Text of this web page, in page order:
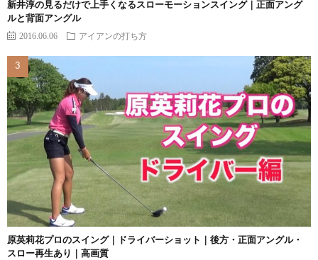
新井淳の見るだけで上手くなるスローモーションスイング｜正面アング
ルと背面アングル
2016.06.06 アイアンの打ち方
原英莉花プロのスイング｜ドライバーショット｜後方・正面アングル・
スロー再生あり｜高画質